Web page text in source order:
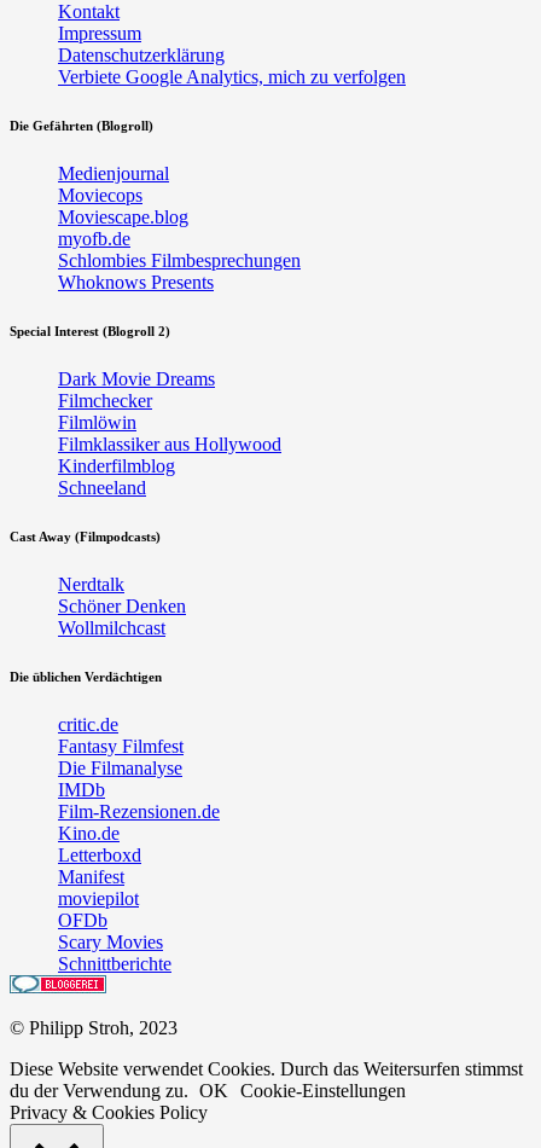
Kontakt
Impressum
Datenschutzerklärung
Verbiete Google Analytics, mich zu verfolgen
Die Gefährten (Blogroll)
Medienjournal
Moviecops
Moviescape.blog
myofb.de
Schlombies Filmbesprechungen
Whoknows Presents
Special Interest (Blogroll 2)
Dark Movie Dreams
Filmchecker
Filmlöwin
Filmklassiker aus Hollywood
Kinderfilmblog
Schneeland
Cast Away (Filmpodcasts)
Nerdtalk
Schöner Denken
Wollmilchcast
Die üblichen Verdächtigen
critic.de
Fantasy Filmfest
Die Filmanalyse
IMDb
Film-Rezensionen.de
Kino.de
Letterboxd
Manifest
moviepilot
OFDb
Scary Movies
Schnittberichte
© Philipp Stroh, 2023
Diese Website verwendet Cookies. Durch das Weitersurfen stimmst
du der Verwendung zu. OK
Cookie-Einstellungen
Privacy & Cookies Policy